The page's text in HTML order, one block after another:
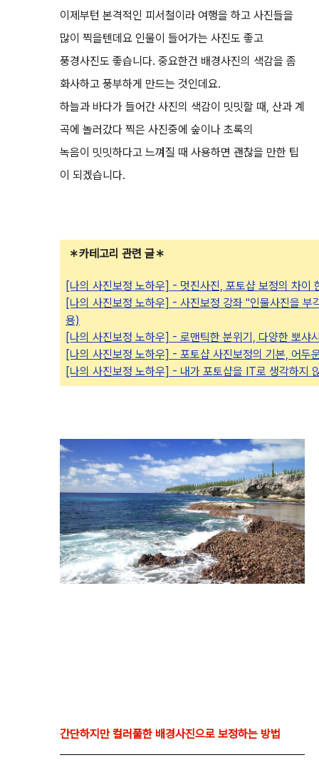
이제부턴 본격적인 피서철이라 여행을 하고 사진들을
많이 찍을텐데요 인물이 들어가는 사진도 좋고
풍경사진도 좋습니다. 중요한건 배경사진의 색감을 좀
화사하고 풍부하게 만드는 것인데요.
하늘과 바다가 들어간 사진의 색감이 밋밋할 때, 산과 계
곡에 놀러갔다 찍은 사진중에 숲이나 초록의
녹음이 밋밋하다고 느껴질 때 사용하면 괜찮을 만한 팁
이 되겠습니다.
＊카테고리 관련 글＊
[나의 사진보정 노하우] - 멋진사진, 포토샵 보정의 차이
[나의 사진보정 노하우] - 사진보정 강좌 "인물사진을 부
용)
[나의 사진보정 노하우] - 로맨틱한 분위기, 다양한 뽀샤
[나의 사진보정 노하우] - 포토샵 사진보정의 기본, 어두
[나의 사진보정 노하우] - 내가 포토샵을 IT로 생각하지
간단하지만 컬러풀한 배경사진으로 보정하는 방법